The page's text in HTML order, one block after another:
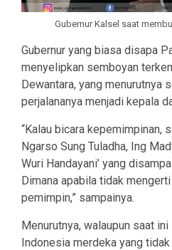
Gubernur Kalsel saat
Gubernur yang biasa disapa
menyelipkan semboyan
Dewantara, yang menurutnya
perjalananya menjadi kepala
“Kalau bicara kepemimpinan,
Ngarso Sung Tuladha, Ing
Wuri Handayani’ yang
Dimana apabila tidak
pemimpin,” sampainya.
Menurutnya, walaupun saat ini
Indonesia merdeka yang